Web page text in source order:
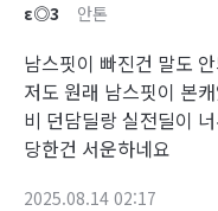
ε◎3 안톤
남스핏이 빠진건 말도
저도 원래 남스핏이 본
비 던담딜랑 실전딜이
당한건 서운하네요
2025.08.14 02:17